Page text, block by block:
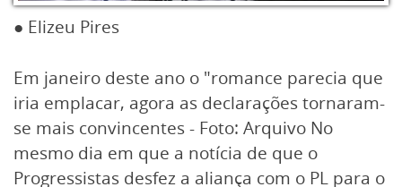
● Elizeu Pires
Em janeiro deste ano o "romance parecia que
iria emplacar, agora as declarações tornaram-
se mais convincentes - Foto: Arquivo No
mesmo dia em que a notícia de que o
Progressistas desfez a aliança com o PL para o